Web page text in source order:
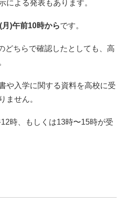
による発表もあります。
)午前10時からです。
どちらで確認したとしても、高
や入学に関する資料を高校に受
ません。
時、もしくは13時〜15時が受